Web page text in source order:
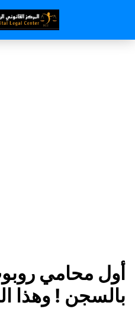
أول محامي
بالسجن ! وهذا